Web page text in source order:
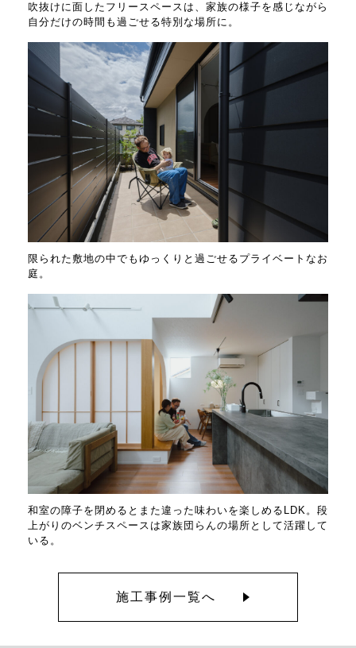
吹抜けに面したフリースペースは、家族の様子を感じながら
自分だけの時間も過ごせる特別な場所に。
限られた敷地の中でもゆっくりと過ごせるプライベートなお
庭。
和室の障子を閉めるとまた違った味わいを楽しめるLDK。段
上がりのベンチスペースは家族団らんの場所として活躍して
いる。
施工事例一覧へ